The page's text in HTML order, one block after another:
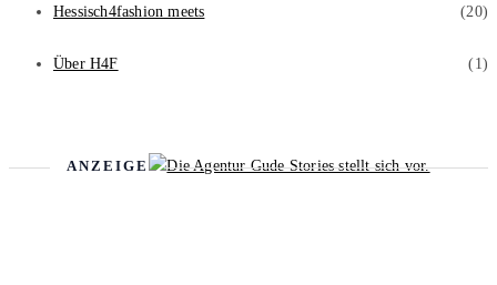
Hessisch4fashion meets (20)
Über H4F (1)
ANZEIGE